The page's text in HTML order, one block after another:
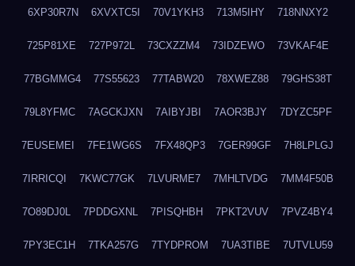
6XP30R7N 6XVXTC5I 70V1YKH3 713M5IHY 718NNXY2
725P81XE 727P972L 73CXZZM4 73IDZEWO 73VKAF4E
77BGMMG4 77S55623 77TABW20 78XWEZ88 79GHS38T
79L8YFMC 7AGCKJXN 7AIBYJBI 7AOR3BJY 7DYZC5PF
7EUSEMEI 7FE1WG6S 7FX48QP3 7GER99GF 7H8LPLGJ
7IRRICQI 7KWC77GK 7LVURME7 7MHLTVDG 7MM4F50B
7O89DJ0L 7PDDGXNL 7PISQHBH 7PKT2VUV 7PVZ4BY4
7PY3EC1H 7TKA257G 7TYDPROM 7UA3TIBE 7UTVLU59